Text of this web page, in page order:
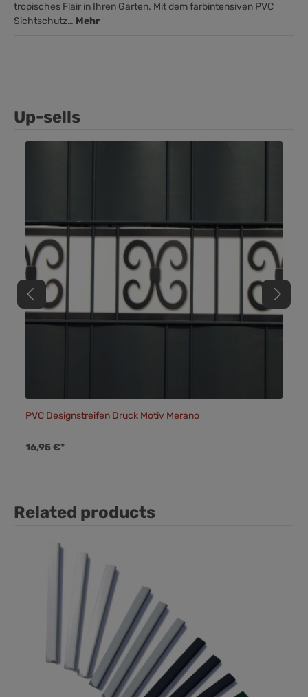
tropisches Flair in Ihren Garten. Mit dem farbintensiven PVC
Sichtschutz… Mehr
Up-sells
PVC Designstreifen Druck Motiv Merano
16,95 €*
Related products